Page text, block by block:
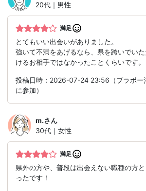
20代｜男性
満足
とてもいい出会いがありました。
強いて不満をあげるなら、県を跨いでい
けるお相手ではなかったことくらいです。
投稿日時：2026-07-24 23:56（ブラボー
に参加）
m.さん
30代｜女性
満足
県外の方や、普段は出会えない職種の方
ったです！